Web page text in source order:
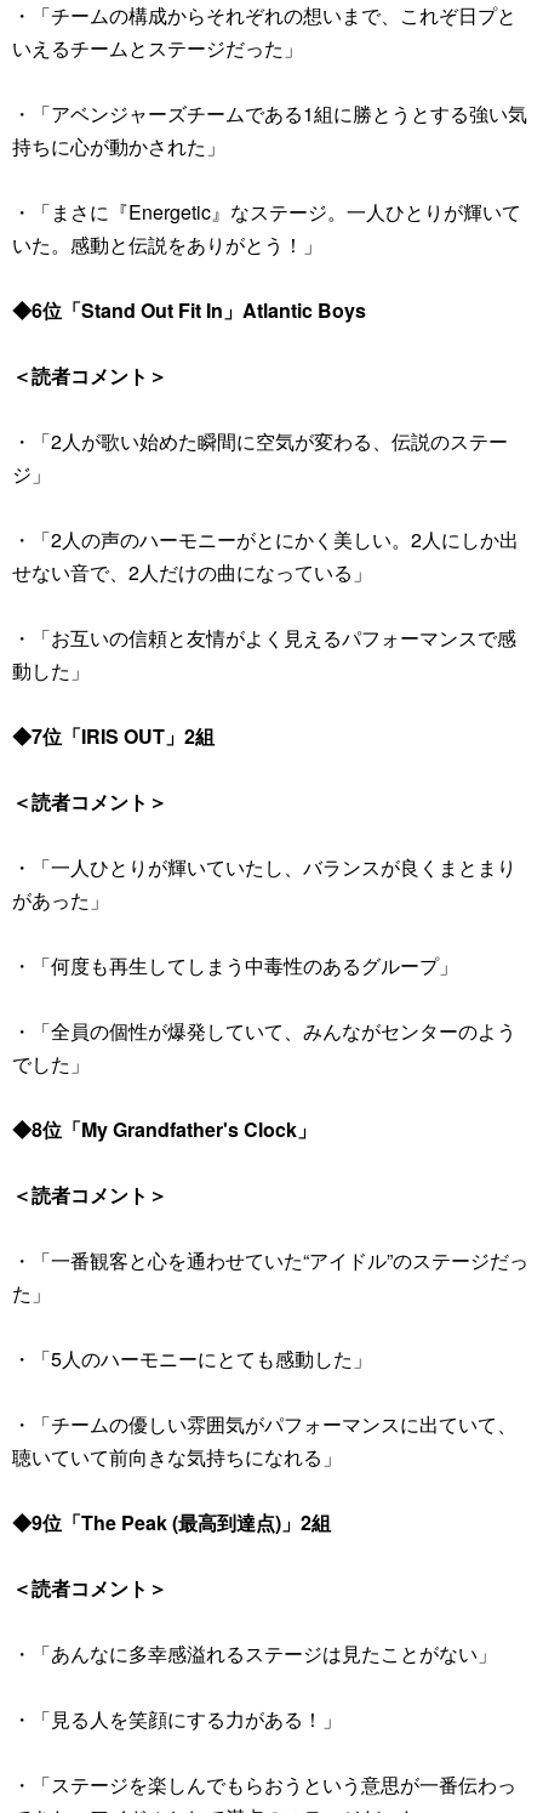
・「チームの構成からそれぞれの想いまで、これぞ日プと
いえるチームとステージだった」
・「アベンジャーズチームである1組に勝とうとする強い気
持ちに心が動かされた」
・「まさに『Energetic』なステージ。一人ひとりが輝いて
いた。感動と伝説をありがとう！」
◆6位「Stand Out Fit In」Atlantic Boys
＜読者コメント＞
・「2人が歌い始めた瞬間に空気が変わる、伝説のステー
ジ」
・「2人の声のハーモニーがとにかく美しい。2人にしか出
せない音で、2人だけの曲になっている」
・「お互いの信頼と友情がよく見えるパフォーマンスで感
動した」
◆7位「IRIS OUT」2組
＜読者コメント＞
・「一人ひとりが輝いていたし、バランスが良くまとまり
があった」
・「何度も再生してしまう中毒性のあるグループ」
・「全員の個性が爆発していて、みんながセンターのよう
でした」
◆8位「My Grandfather's Clock」
＜読者コメント＞
・「一番観客と心を通わせていた“アイドル”のステージだっ
た」
・「5人のハーモニーにとても感動した」
・「チームの優しい雰囲気がパフォーマンスに出ていて、
聴いていて前向きな気持ちになれる」
◆9位「The Peak (最高到達点)」2組
＜読者コメント＞
・「あんなに多幸感溢れるステージは見たことがない」
・「見る人を笑顔にする力がある！」
・「ステージを楽しんでもらおうという意思が一番伝わっ